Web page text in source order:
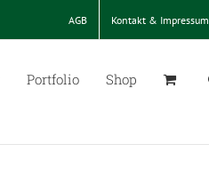
AGB Kontakt & Impressum
Portfolio Shop